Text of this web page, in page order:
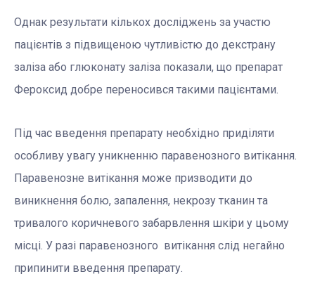
Однак результати кількох досліджень за участю
пацієнтів з підвищеною чутливістю до декстрану
заліза або глюконату заліза показали, що препарат
Фероксид добре переносився такими пацієнтами.
Під час введення препарату необхідно приділяти
особливу увагу уникненню паравенозного витікання.
Паравенозне витікання може призводити до
виникнення болю, запалення, некрозу тканин та
тривалого коричневого забарвлення шкіри у цьому
місці. У разі паравенозного витікання слід негайно
припинити введення препарату.